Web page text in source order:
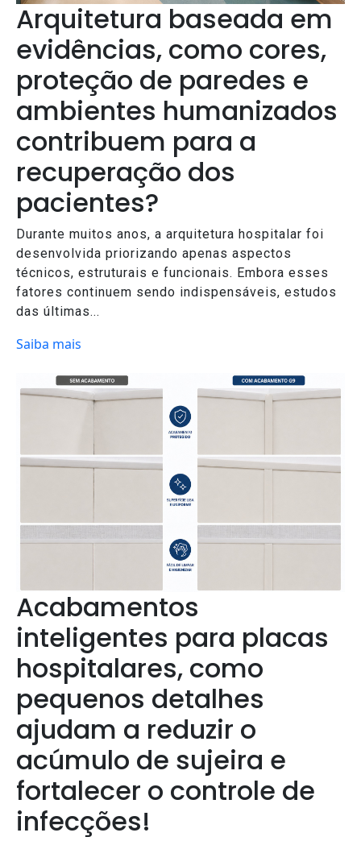
Arquitetura baseada em
evidências, como cores,
proteção de paredes e
ambientes humanizados
contribuem para a
recuperação dos
pacientes?
Durante muitos anos, a arquitetura hospitalar foi
desenvolvida priorizando apenas aspectos
técnicos, estruturais e funcionais. Embora esses
fatores continuem sendo indispensáveis, estudos
das últimas...
Saiba mais
Acabamentos
inteligentes para placas
hospitalares, como
pequenos detalhes
ajudam a reduzir o
acúmulo de sujeira e
fortalecer o controle de
infecções!